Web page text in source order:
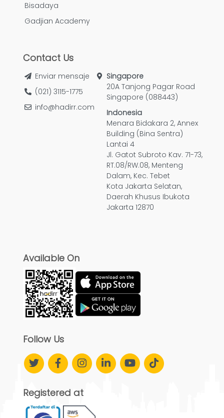
Bisadaya
Gadjian Academy
Contact Us
Enviar mensaje
(021) 3115-1775
info@hadirr.com
Singapore
20A Tanjong Pagar Road
Singapore (088443)
Indonesia
Menara Bidakara 2, Annex
Building (Bina Sentra)
Lantai 4
Jl. Gatot Subroto Kav. 71-73,
RT.08/RW.08, Menteng
Dalam, Kec. Tebet
Kota Jakarta Selatan,
Daerah Khusus Ibukota
Jakarta 12870
Available On
Follow Us
Registered at